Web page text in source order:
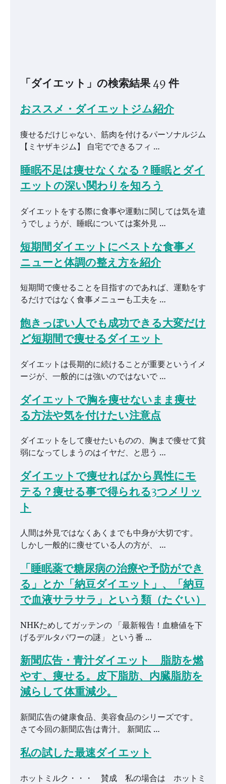
「ダイエット」の検索結果 49 件
おススメ・ダイエットジム紹介
痩せるだけじゃない、筋肉を付けるパーソナルジム
【ミヤザキジム】 自宅でできるフィ …
睡眠不足は痩せなくなる？睡眠とダイ
エットの深い関わりを知ろう
ダイエットをする際に食事や運動に関しては気を遣
うでしょうが、睡眠については案外見 …
短期間ダイエットにベストな食事メ
ニューと体調の整え方を紹介
短期間で痩せることを目指すのであれば、運動をす
るだけではなく食事メニューも工夫を …
飽きっぽい人でも成功できる大変だけ
ど短期間で痩せるダイエット
ダイエットは長期的に続けることが重要というイメ
ージが、一般的には強いのではないで …
ダイエットで胸を痩せないまま痩せ
る方法や気を付けたい注意点
ダイエットをして痩せたいものの、胸まで痩せて貧
弱になってしまうのはイヤだ、と思う …
ダイエットで痩せればから異性にモ
テる？痩せる事で得られる3つメリッ
ト
人間は外見ではなくあくまでも中身が大切です。
しかし一般的に痩せている人の方が、 …
「睡眠薬で糖尿病の治療や予防ができ
る」とか「納豆ダイエット」、「納豆
で血液サラサラ」という類（たぐい）
NHKためしてガッテンの 「最新報告！血糖値を下
げるデルタパワーの謎」 という番 …
新聞広告・青汁ダイエット 脂肪を燃
やす、痩せる。皮下脂肪、内臓脂肪を
減らして体重減少。
新聞広告の健康食品、美容食品のシリーズです。
さて今回の新聞広告は青汁。 新聞広 …
私の試した最速ダイエット
ホットミルク・・・ 賛成 私の場合は ホットミ